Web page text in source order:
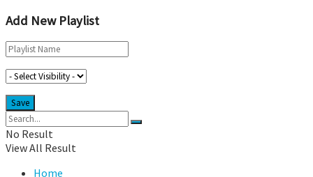
Add New Playlist
No Result
View All Result
Home